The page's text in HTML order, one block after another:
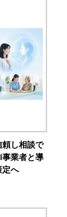
頼し相談で
業者と導
定へ